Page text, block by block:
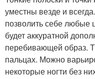
уместны везде и
позволить себе любые
будет аккуратной
перебивающей образ.
пальцах. Можно
некоторые ногти без